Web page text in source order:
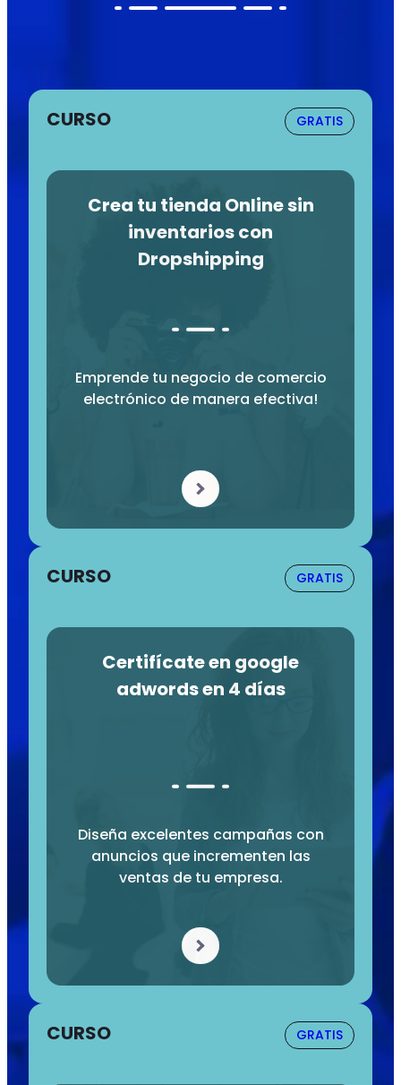
CURSO GRATIS
Crea tu tienda Online sin
inventarios con
Dropshipping
Emprende tu negocio de comercio
electrónico de manera efectiva!
CURSO GRATIS
Certifícate en google
adwords en 4 días
Diseña excelentes campañas con
anuncios que incrementen las
ventas de tu empresa.
CURSO GRATIS